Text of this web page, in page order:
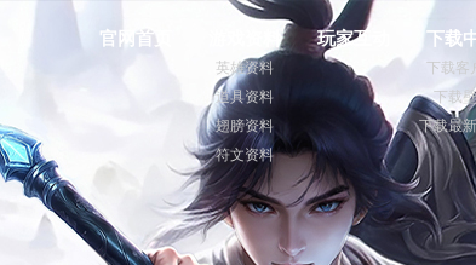
官网首页 游戏资料
英雄资料
道具资料
翅膀资料
符文资料
玩家互动 下载
下载客
下载
下载最